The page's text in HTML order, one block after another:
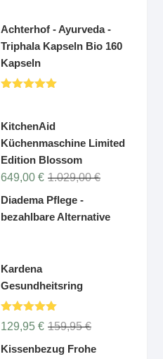
Achterhof - Ayurveda -
Triphala Kapseln Bio 160
Kapseln
KitchenAid
Küchenmaschine Limited
Edition Blossom
1.029,00€
649,00 €
Aktueller
Diadema Pflege -
bezahlbare Alternative
Kardena
Gesundheitsring
Bewertet
mit5.00
159,95€Ursprünglicher
129,95 €
Aktueller
Kissenbezug Frohe